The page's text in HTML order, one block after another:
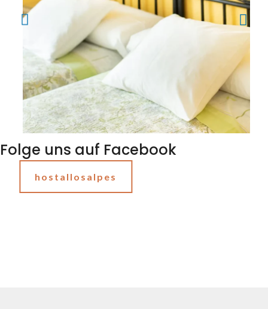
Folge uns auf Facebook
hostallosalpes